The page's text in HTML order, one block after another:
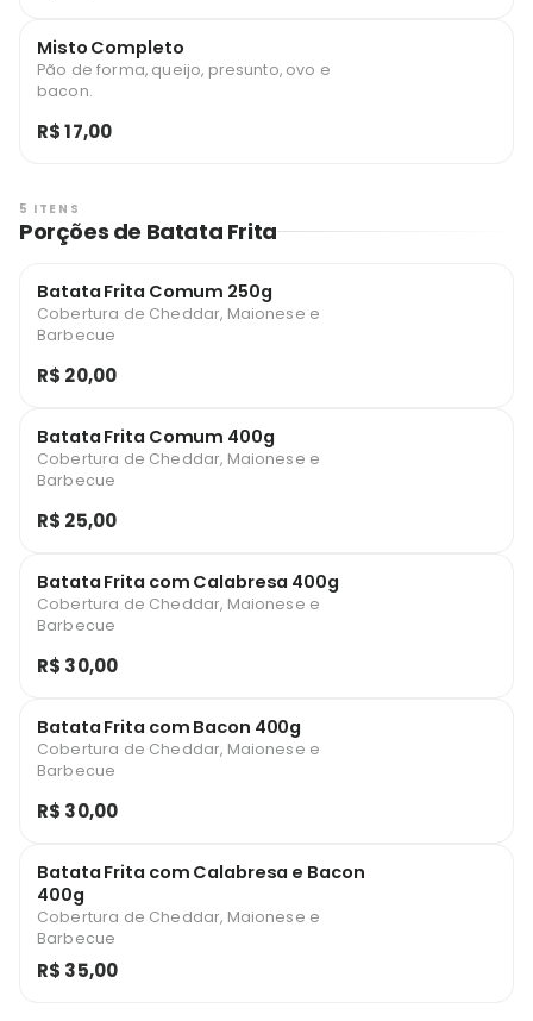
Misto Completo
Pão de forma, queijo, presunto, ovo e
bacon.
R$ 17,00
5 ITENS
Porções de Batata Frita
Batata Frita Comum 250g
Cobertura de Cheddar, Maionese e
Barbecue
R$ 20,00
Batata Frita Comum 400g
Cobertura de Cheddar, Maionese e
Barbecue
R$ 25,00
Batata Frita com Calabresa 400g
Cobertura de Cheddar, Maionese e
Barbecue
R$ 30,00
Batata Frita com Bacon 400g
Cobertura de Cheddar, Maionese e
Barbecue
R$ 30,00
Batata Frita com Calabresa e Bacon
400g
Cobertura de Cheddar, Maionese e
Barbecue
R$ 35,00